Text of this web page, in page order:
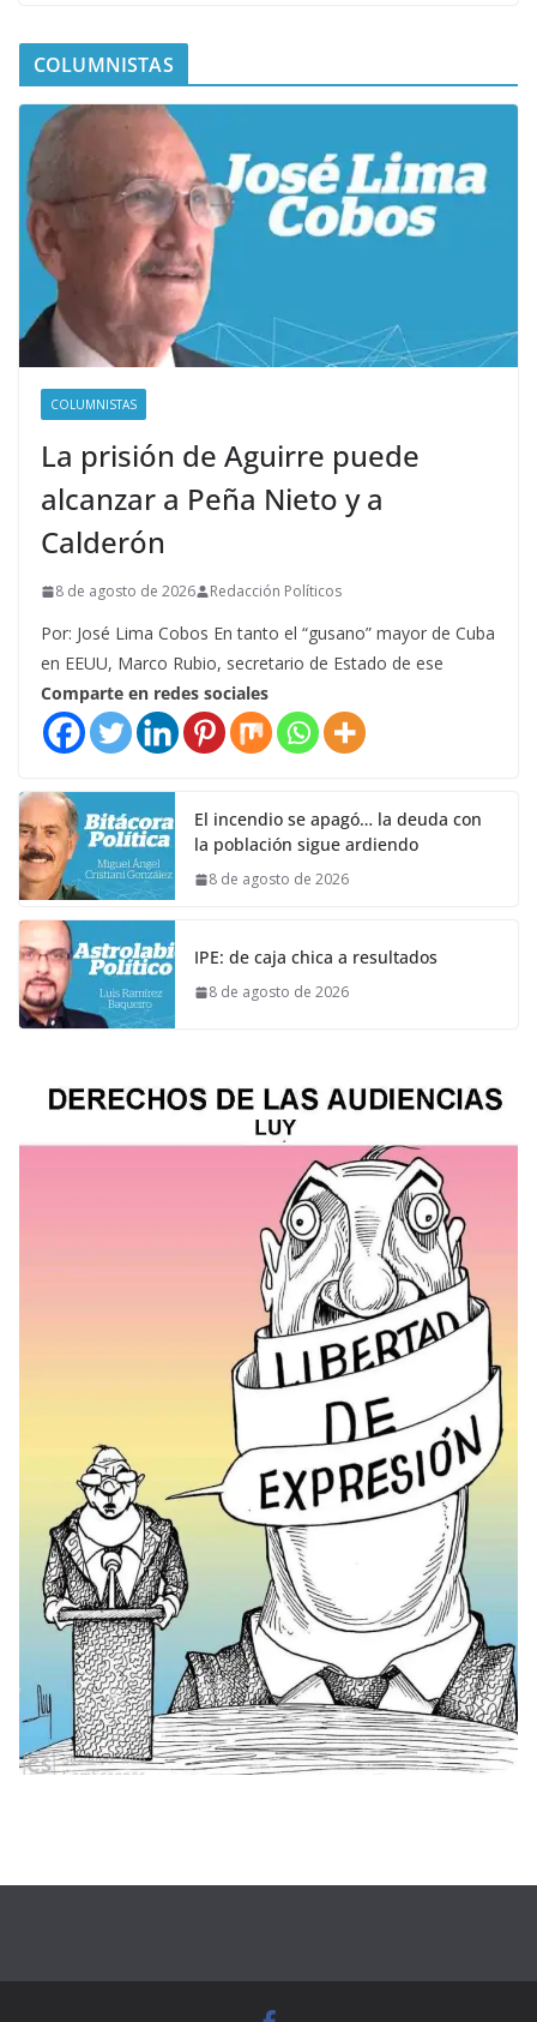
COLUMNISTAS
COLUMNISTAS
La prisión de Aguirre puede
alcanzar a Peña Nieto y a
Calderón
8 de agosto de 2026 Redacción Políticos
Por: José Lima Cobos En tanto el “gusano” mayor de Cuba
en EEUU, Marco Rubio, secretario de Estado de ese
Comparte en redes sociales
El incendio se apagó… la deuda con
la población sigue ardiendo
8 de agosto de 2026
IPE: de caja chica a resultados
8 de agosto de 2026